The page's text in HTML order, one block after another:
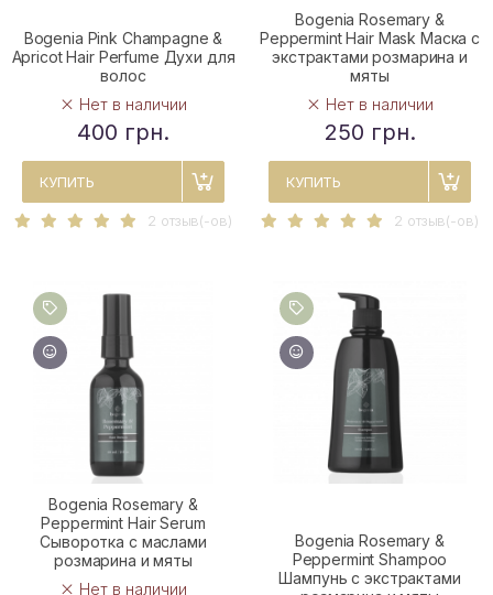
Bogenia Pink Champagne &
Apricot Hair Perfume Духи для
волос
Нет в наличии
400 грн.
КУПИТЬ
2 отзыв(-ов)
Bogenia Rosemary &
Peppermint Hair Mask Маска с
экстрактами розмарина и
мяты
Нет в наличии
250 грн.
КУПИТЬ
2 отзыв(-ов)
Bogenia Rosemary &
Peppermint Hair Serum
Сыворотка с маслами
розмарина и мяты
Нет в наличии
Bogenia Rosemary &
Peppermint Shampoo
Шампунь с экстрактами